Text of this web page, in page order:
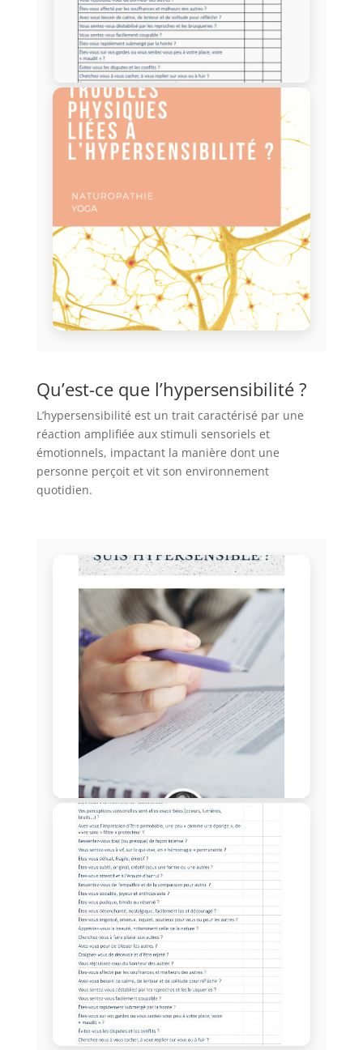
Qu’est-ce que l’hypersensibilité ?
L’hypersensibilité est un trait caractérisé par une
réaction amplifiée aux stimuli sensoriels et
émotionnels, impactant la manière dont une
personne perçoit et vit son environnement
quotidien.